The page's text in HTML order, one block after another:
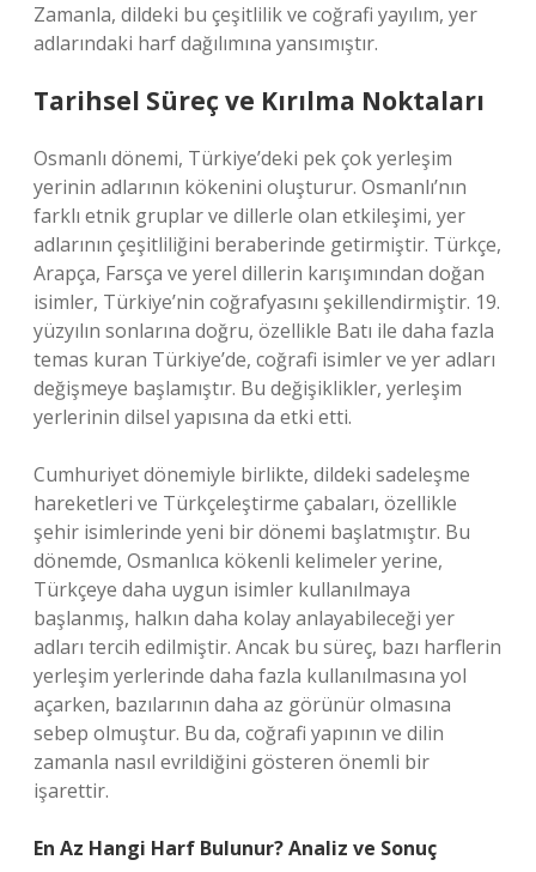
Zamanla, dildeki bu çeşitlilik ve coğrafi yayılım, yer
adlarındaki harf dağılımına yansımıştır.
Tarihsel Süreç ve Kırılma Noktaları
Osmanlı dönemi, Türkiye’deki pek çok yerleşim
yerinin adlarının kökenini oluşturur. Osmanlı’nın
farklı etnik gruplar ve dillerle olan etkileşimi, yer
adlarının çeşitliliğini beraberinde getirmiştir. Türkçe,
Arapça, Farsça ve yerel dillerin karışımından doğan
isimler, Türkiye’nin coğrafyasını şekillendirmiştir. 19.
yüzyılın sonlarına doğru, özellikle Batı ile daha fazla
temas kuran Türkiye’de, coğrafi isimler ve yer adları
değişmeye başlamıştır. Bu değişiklikler, yerleşim
yerlerinin dilsel yapısına da etki etti.
Cumhuriyet dönemiyle birlikte, dildeki sadeleşme
hareketleri ve Türkçeleştirme çabaları, özellikle
şehir isimlerinde yeni bir dönemi başlatmıştır. Bu
dönemde, Osmanlıca kökenli kelimeler yerine,
Türkçeye daha uygun isimler kullanılmaya
başlanmış, halkın daha kolay anlayabileceği yer
adları tercih edilmiştir. Ancak bu süreç, bazı harflerin
yerleşim yerlerinde daha fazla kullanılmasına yol
açarken, bazılarının daha az görünür olmasına
sebep olmuştur. Bu da, coğrafi yapının ve dilin
zamanla nasıl evrildiğini gösteren önemli bir
işarettir.
En Az Hangi Harf Bulunur? Analiz ve Sonuç